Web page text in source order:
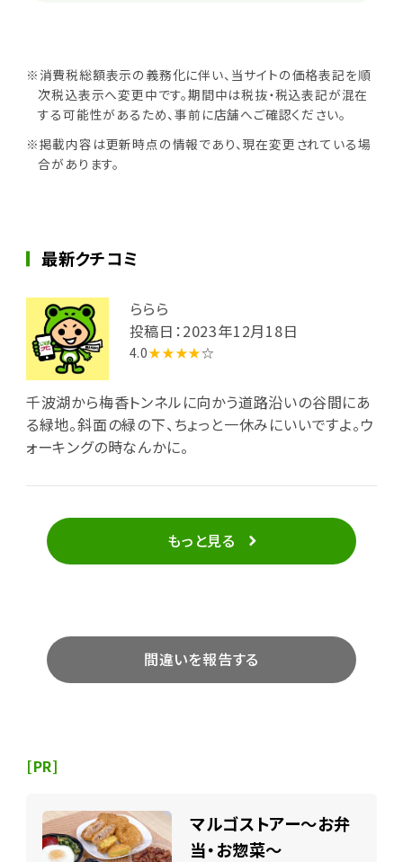
※消費税総額表示の義務化に伴い、当サイトの価格表記を順
次税込表示へ変更中です。期間中は税抜・税込表記が混在
する可能性があるため、事前に店舗へご確認ください。
※掲載内容は更新時点の情報であり、現在変更されている場
合があります。
最新クチコミ
ららら
投稿日：2023年12月18日
4.0★★★★☆
千波湖から梅香トンネルに向かう道路沿いの谷間にあ
る緑地。斜面の緑の下、ちょっと一休みにいいですよ。ウ
ォーキングの時なんかに。
もっと見る
間違いを報告する
[PR]
マルゴストアー～お弁
当・お惣菜～